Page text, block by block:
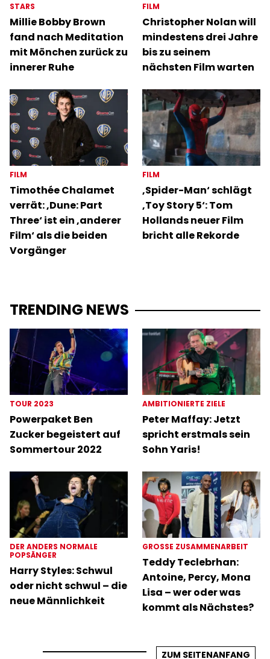
STARS
Millie Bobby Brown
fand nach Meditation
mit Mönchen zurück zu
innerer Ruhe
FILM
Christopher Nolan will
mindestens drei Jahre
bis zu seinem
nächsten Film warten
FILM
Timothée Chalamet
verrät: ‚Dune: Part
Three‘ ist ein ‚anderer
Film‘ als die beiden
Vorgänger
FILM
‚Spider-Man‘ schlägt
‚Toy Story 5‘: Tom
Hollands neuer Film
bricht alle Rekorde
TRENDING NEWS
TOUR 2023
Powerpaket Ben
Zucker begeistert auf
Sommertour 2022
AMBITIONIERTE ZIELE
Peter Maffay: Jetzt
spricht erstmals sein
Sohn Yaris!
DER ANDERS NORMALE
POPSÄNGER
Harry Styles: Schwul
oder nicht schwul – die
neue Männlichkeit
GROSSE ZUSAMMENARBEIT
Teddy Teclebrhan:
Antoine, Percy, Mona
Lisa – wer oder was
kommt als Nächstes?
ZUM SEITENANFANG